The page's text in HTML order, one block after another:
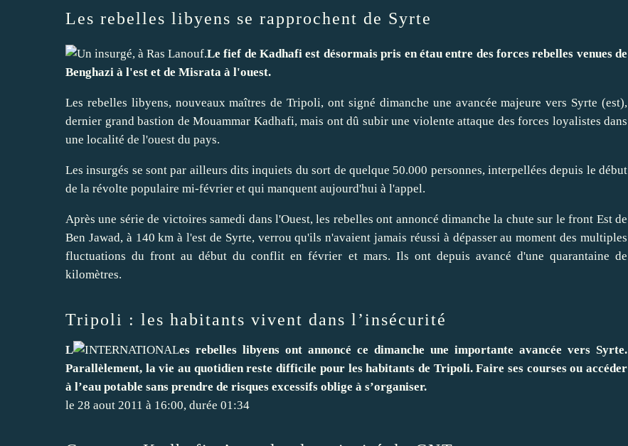
Les rebelles libyens se rapprochent de Syrte
Le fief de Kadhafi est désormais pris en étau entre des forces rebelles venues de
Benghazi à l'est et de Misrata à l'ouest.
Les rebelles libyens, nouveaux maîtres de Tripoli, ont signé dimanche une avancée majeure vers Syrte (est),
dernier grand bastion de Mouammar Kadhafi, mais ont dû subir une violente attaque des forces loyalistes dans
une localité de l'ouest du pays.
Les insurgés se sont par ailleurs dits inquiets du sort de quelque 50.000 personnes, interpellées depuis le début
de la révolte populaire mi-février et qui manquent aujourd'hui à l'appel.
Après une série de victoires samedi dans l'Ouest, les rebelles ont annoncé dimanche la chute sur le front Est de
Ben Jawad, à 140 km à l'est de Syrte, verrou qu'ils n'avaient jamais réussi à dépasser au moment des multiples
fluctuations du front au début du conflit en février et mars. Ils ont depuis avancé d'une quarantaine de
kilomètres.
Tripoli : les habitants vivent dans l’insécurité
L
es rebelles libyens ont annoncé ce dimanche une importante avancée vers Syrte.
Parallèlement, la vie au quotidien reste difficile pour les habitants de Tripoli. Faire ses courses ou accéder
à l’eau potable sans prendre de risques excessifs oblige à s’organiser.
le 28 aout 2011 à 16:00, durée 01:34